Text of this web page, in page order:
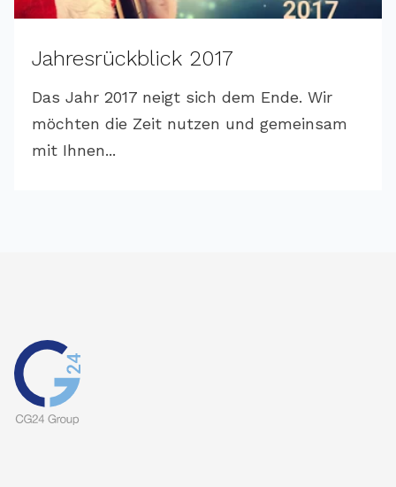
Jahresrückblick 2017
Das Jahr 2017 neigt sich dem Ende. Wir
möchten die Zeit nutzen und gemeinsam
mit Ihnen...